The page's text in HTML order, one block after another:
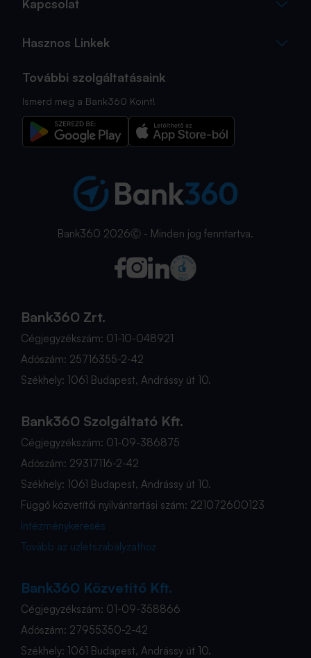
Kapcsolat
Hasznos Linkek
További szolgáltatásaink
Ismerd meg a Bank360 Koint!
Bank360 2026Ⓒ - Minden jog fenntartva.
Bank360 Zrt.
Cégjegyzékszám: 01-10-048921
Adószám: 25716355-2-42
Székhely: 1061 Budapest, Andrássy út 10.
Bank360 Szolgáltató Kft.
Cégjegyzékszám: 01-09-386875
Adószám: 29317116-2-42
Székhely: 1061 Budapest, Andrássy út 10.
Függő közvetítői nyilvántartási szám: 221072600123
Intézménykeresés
Tovább az üzletszabályzathoz
Bank360 Közvetítő Kft.
Cégjegyzékszám: 01-09-358866
Adószám: 27955350-2-42
Székhely: 1061 Budapest, Andrássy út 10.